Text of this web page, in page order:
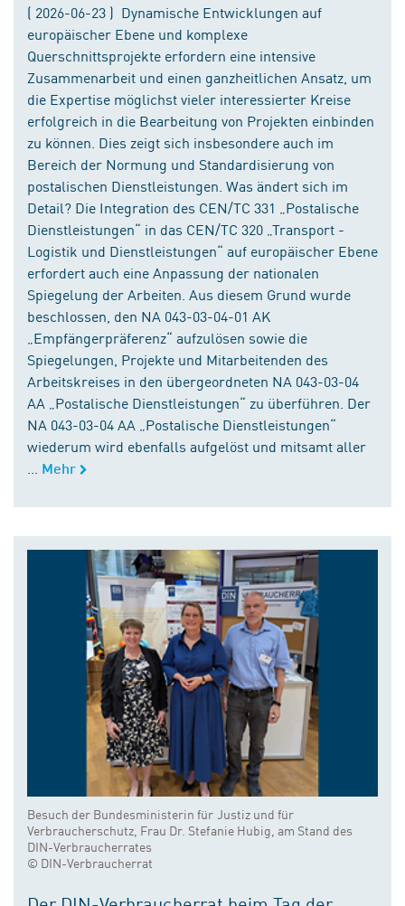
( 2026-06-23 ) Dynamische Entwicklungen auf
europäischer Ebene und komplexe
Querschnittsprojekte erfordern eine intensive
Zusammenarbeit und einen ganzheitlichen Ansatz, um
die Expertise möglichst vieler interessierter Kreise
erfolgreich in die Bearbeitung von Projekten einbinden
zu können. Dies zeigt sich insbesondere auch im
Bereich der Normung und Standardisierung von
postalischen Dienstleistungen. Was ändert sich im
Detail? Die Integration des CEN/TC 331 „Postalische
Dienstleistungen“ in das CEN/TC 320 „Transport -
Logistik und Dienstleistungen“ auf europäischer Ebene
erfordert auch eine Anpassung der nationalen
Spiegelung der Arbeiten. Aus diesem Grund wurde
beschlossen, den NA 043-03-04-01 AK
„Empfängerpräferenz“ aufzulösen sowie die
Spiegelungen, Projekte und Mitarbeitenden des
Arbeitskreises in den übergeordneten NA 043-03-04
AA „Postalische Dienstleistungen“ zu überführen. Der
NA 043-03-04 AA „Postalische Dienstleistungen“
wiederum wird ebenfalls aufgelöst und mitsamt aller
Mehr
Besuch der Bundesministerin für Justiz und für
Verbraucherschutz, Frau Dr. Stefanie Hubig, am Stand des
DIN-Verbraucherrates
© DIN-Verbraucherrat